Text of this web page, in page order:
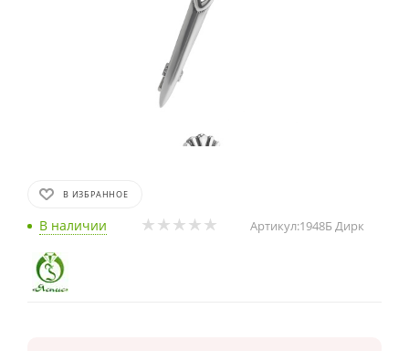
В ИЗБРАННОЕ
В наличии Артикул:1948Б Дирк